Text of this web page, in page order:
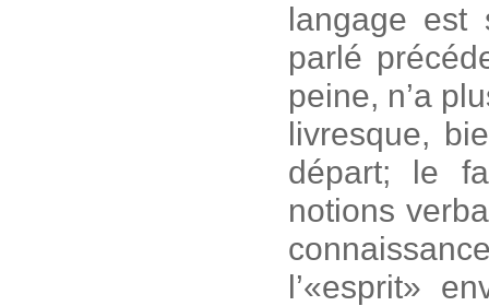
langage est
parlé
peine, n’a
livresque,
départ; le
notions
l’«esprit»